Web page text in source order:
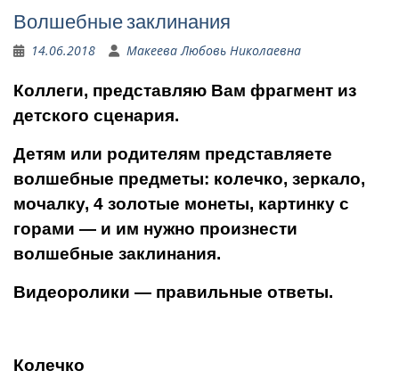
Волшебные заклинания
14.06.2018 Макеева Любовь Николаевна
Коллеги, представляю Вам фрагмент из
детского сценария.
Детям или родителям представляете
волшебные предметы: колечко, зеркало,
мочалку, 4 золотые монеты, картинку с
горами — и им нужно произнести
волшебные заклинания.
Видеоролики — правильные ответы.
Колечко